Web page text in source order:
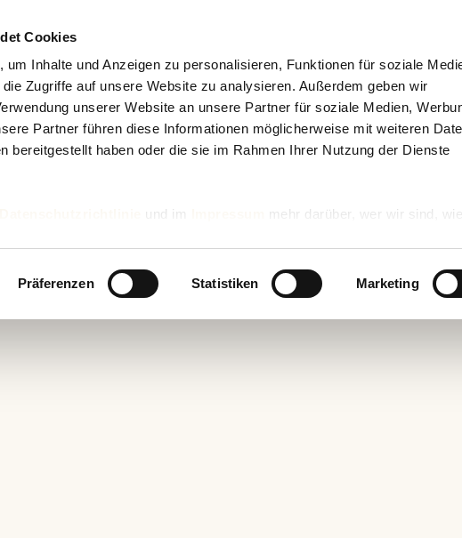
Cookies
um Inhalte und Anzeigen zu personalisieren, Funktionen für soziale
Zugriffe auf unsere Website zu analysieren. Außerdem geben wir
unserer Website an unsere Partner für soziale Medien,
Partner führen diese Informationen möglicherweise mit weiteren
bereitgestellt haben oder die sie im Rahmen Ihrer Nutzung der Dienste
und im
mehr darüber, wer wir sind, wie
Präferenzen Statistiken Marketing